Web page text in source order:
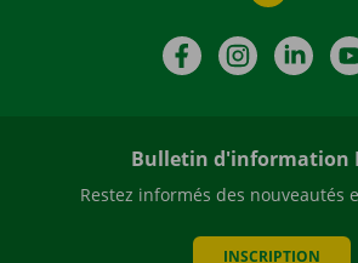
FacebookInstagram
Bulletin d'information
Restez informés des nouveautés
INSCRIPTION